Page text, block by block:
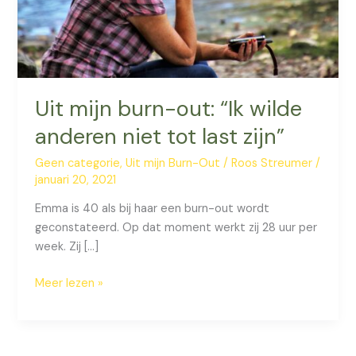
Uit mijn burn-out: “Ik wilde
anderen niet tot last zijn”
Geen categorie,Uit mijn Burn-Out /Roos Streumer/
januari 20, 2021
Emma is 40 als bij haar een burn-out wordt
geconstateerd. Op dat moment werkt zij 28 uur per
week. Zij […]
Uit
Meer lezen »